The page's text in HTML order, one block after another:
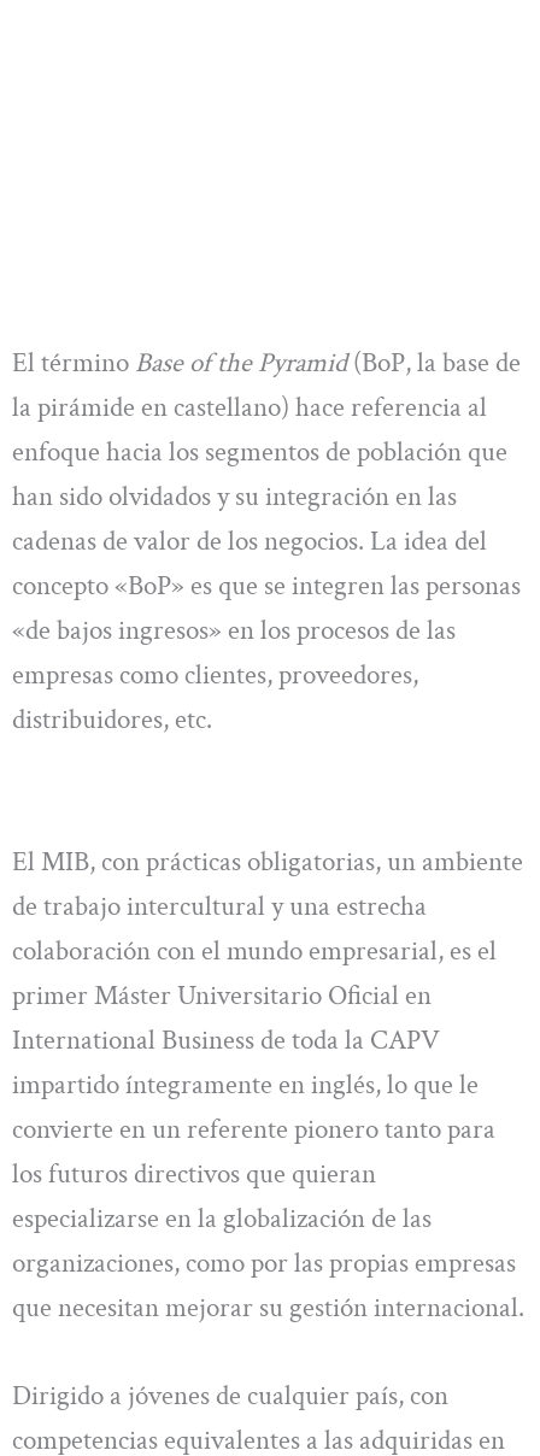
El término Base of the Pyramid(BoP, la base de
la pirámide en castellano) hace referencia al
enfoque hacia los segmentos de población que
han sido olvidados y su integración en las
cadenas de valor de los negocios. La idea del
concepto «BoP» es que se integren las personas
«de bajos ingresos» en los procesos de las
empresas como clientes, proveedores,
distribuidores, etc.
El MIB, con prácticas obligatorias, un ambiente
de trabajo intercultural y una estrecha
colaboración con el mundo empresarial, es el
primer Máster Universitario Oficial en
International Business de toda la CAPV
impartido íntegramente en inglés, lo que le
convierte en un referente pionero tanto para
los futuros directivos que quieran
especializarse en la globalización de las
organizaciones, como por las propias empresas
que necesitan mejorar su gestión internacional.
Dirigido a jóvenes de cualquier país, con
competencias equivalentes a las adquiridas en